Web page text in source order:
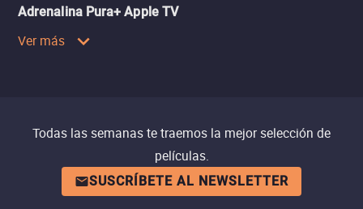
Adrenalina Pura+ Apple TV
Ver más
Todas las semanas te traemos la mejor selección de
películas.
SUSCRÍBETE AL NEWSLETTER